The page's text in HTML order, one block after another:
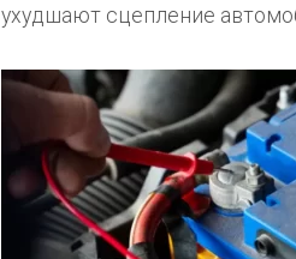
ухудшают сцепление